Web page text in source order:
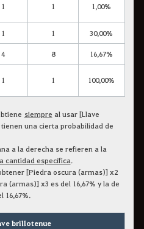
1 1 1,00%
1 1 30,00%
4 8 16,67%
1 1 100,00%
siempre al usar [Llave
una cierta probabilidad de
a la derecha se refieren a la
cantidad específica.
[Piedra oscura (armas)] x2
(armas)] x3 es del 16,67% y la de
16,67%.
brillotenue